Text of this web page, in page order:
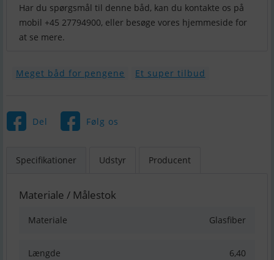
Har du spørgsmål til denne båd, kan du kontakte os på
mobil +45 27794900, eller besøge vores hjemmeside for
at se mere.
Meget båd for pengene Et super tilbud
Del Følg os
Specifikationer Udstyr Producent
Materiale / Målestok
Materiale Glasfiber
Længde 6,40